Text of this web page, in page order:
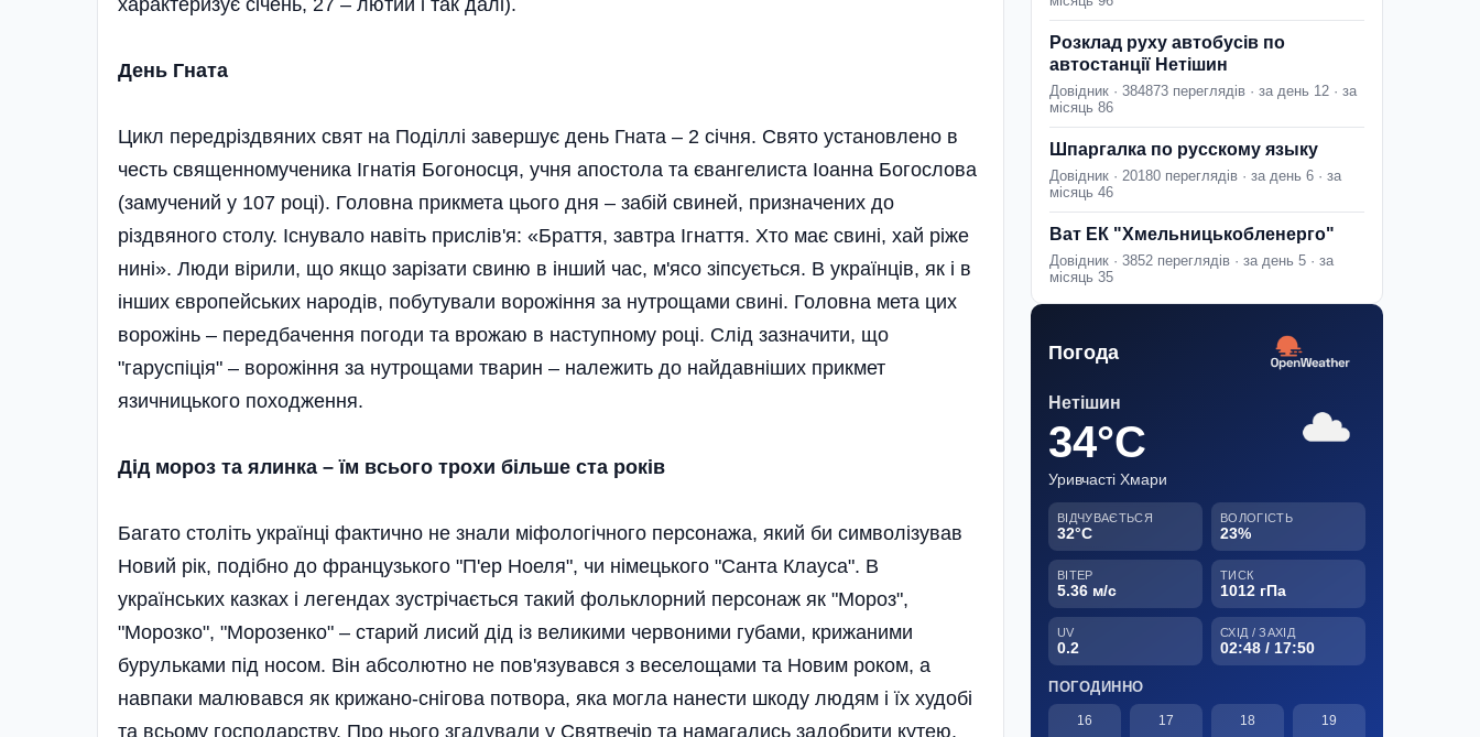
День Гната
Цикл передріздвяних свят на Поділлі завершує день Гната – 2 січня. Свято установлено в
честь священномученика Ігнатія Богоносця, учня апостола та євангелиста Іоанна Богослова
(замучений у 107 році). Головна прикмета цього дня – забій свиней, призначених до
різдвяного столу. Існувало навіть прислів'я: «Браття, завтра Ігнаття. Хто має свині, хай ріже
нині». Люди вірили, що якщо зарізати свиню в інший час, м'ясо зіпсується. В українців, як і в
інших європейських народів, побутували ворожіння за нутрощами свині. Головна мета цих
ворожінь – передбачення погоди та врожаю в наступному році. Слід зазначити, що
"гаруспіція" – ворожіння за нутрощами тварин – належить до найдавніших прикмет
язичницького походження.
Дід мороз та ялинка – їм всього трохи більше ста років
Багато століть українці фактично не знали міфологічного персонажа, який би символізував
Новий рік, подібно до французького "П'ер Ноеля", чи німецького "Санта Клауса". В
українських казках і легендах зустрічається такий фольклорний персонаж як "Мороз",
"Морозко", "Морозенко" – старий лисий дід із великими червоними губами, крижаними
бурульками під носом. Він абсолютно не пов'язувався з веселощами та Новим роком, а
навпаки малювався як крижано-снігова потвора, яка могла нанести шкоду людям і їх худобі
та всьому господарству. Про нього згадували у Святвечір та намагались задобрити кутею.
Розклад руху автобусів по
автостанції Нетішин
Довідник · 384873 переглядів · за день 12 · за
місяць 86
Шпаргалка по русскому языку
Довідник · 20180 переглядів · за день 6 · за
місяць 46
Ват ЕК "Хмельницькобленерго"
Довідник · 3852 переглядів · за день 5 · за
місяць 35
Погода
Нетішин
34°C
Уривчасті Хмари
ВІДЧУВАЄТЬСЯ
32°C
ВОЛОГІСТЬ
23%
ВІТЕР
5.36 м/с
ТИСК
1012 гПа
UV
0.2
СХІД / ЗАХІД
02:48 / 17:50
ПОГОДИННО
16 17 18 19